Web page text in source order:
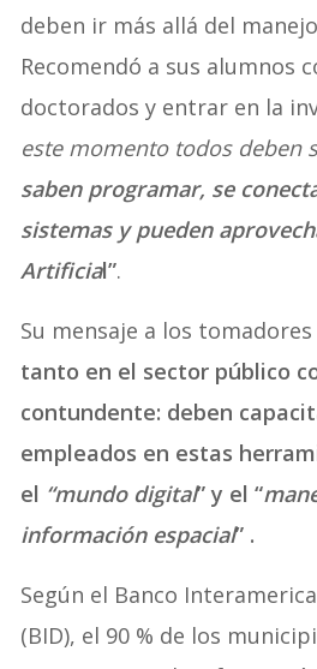
deben ir más allá del
Recomendó a sus alumnos
doctorados y entrar en la
este momento todos deben
saben programar, se
sistemas y pueden
Artificial”.
Su mensaje a los
tanto en el sector público
contundente: deben
empleados en estas
el “mundo digital” y el “
información espacial” .
Según el Banco
(BID), el 90 % de los